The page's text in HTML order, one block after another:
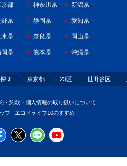
京都 神奈川県 新潟県
野県 静岡県 愛知県
庫県 奈良県 岡山県
岡県 熊本県 沖縄県
す 東京都 23区 世田谷区
・約款・個人情報の取り扱いについて
プ エコドライブ10のすすめ